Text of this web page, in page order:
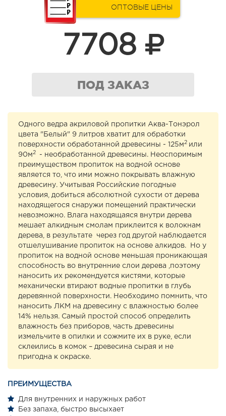
ОПТОВЫЕ ЦЕНЫ
7708
ПОД ЗАКАЗ
Одного ведра акриловой пропитки Аква-Тонэрол
цвета "Белый" 9 литров хватит для обработки
поверхности обработанной древесины - 125м 2 или
90м 2
- необработанной древесины. Неоспоримым
преимуществом пропиток на водной основе
является то, что ими можно покрывать влажную
древесину. Учитывая Российские погодные
условия, добиться абсолютной сухости от дерева
находящегося снаружи помещений практически
невозможно. Влага находящаяся внутри дерева
мешает алкидным смолам приклеится к волокнам
дерева, в результате через год другой наблюдается
отшелушивание пропиток на основе алкидов. Но у
пропиток на водной основе меньшая проникающая
способность во внутренние слои дерева ,поэтому
наносить их рекомендуется кистями, которые
механически втирают водные пропитки в глубь
деревянной поверхности. Необходимо помнить, что
наносить ЛКМ на древесину с влажностью более
14% нельзя. Самый простой способ определить
влажность без приборов, часть древесины
измельчите в опилки и сожмите их в руке, если
склеились в комок – древесина сырая и не
пригодна к окраске.
ПРЕИМУЩЕСТВА
Для внутренних и наружных работ
Без запаха, быстро высыхает